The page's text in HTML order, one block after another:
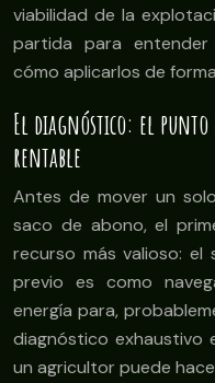
viabilidad de la
partida para
cómo aplicarlos de
El diagnóstico: el punto
rentable
Antes de mover un
saco de abono, el
recurso más valioso: el
previo es como
energía para,
diagnóstico exhaustivo
un agricultor puede